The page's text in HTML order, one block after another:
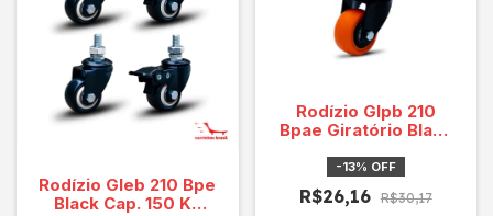
Rodízio Gleb 210 Bpe
Black Cap. 150 Kg
Rodízio Glpb 210
Bpae Giratório Black
-13% OFF
R$26,16 R$30,17